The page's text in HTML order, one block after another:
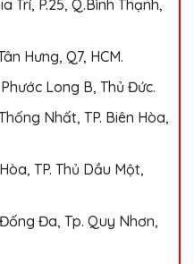
Trí, P.25, Q.Bình Thạnh,
Hưng, Q7, HCM.
Long B, Thủ Đức.
Nhất, TP. Biên Hòa,
TP. Thủ Dầu Một,
Đa, Tp. Quy Nhơn,